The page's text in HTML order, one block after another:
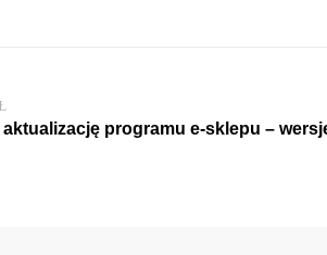
programu e-sklepu –